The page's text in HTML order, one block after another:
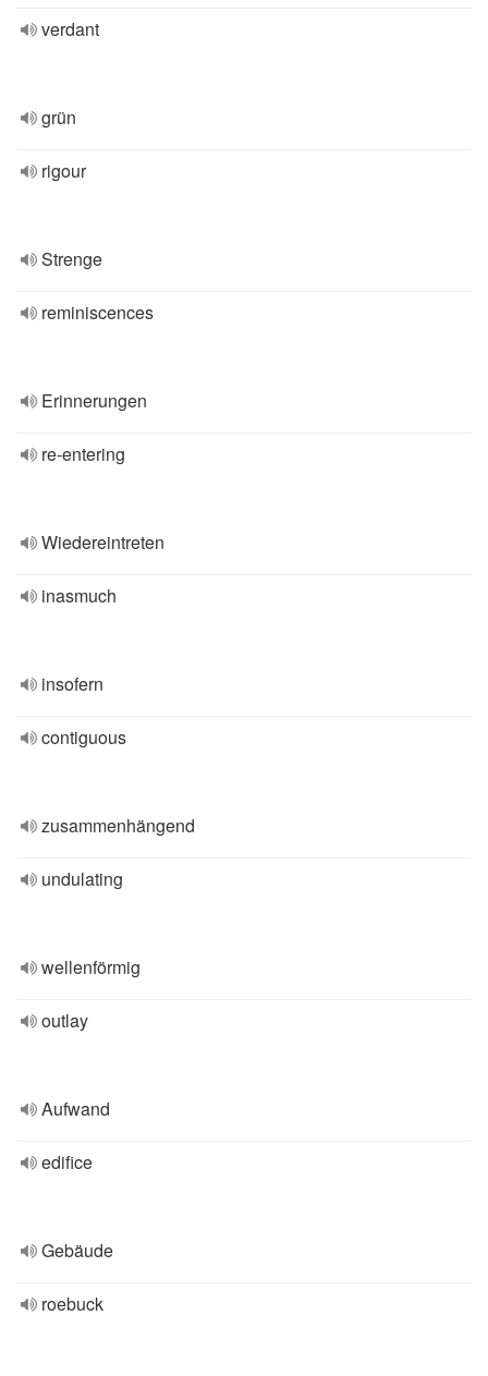
verdant
grün
rigour
Strenge
reminiscences
Erinnerungen
re-entering
Wiedereintreten
inasmuch
insofern
contiguous
zusammenhängend
undulating
wellenförmig
outlay
Aufwand
edifice
Gebäude
roebuck